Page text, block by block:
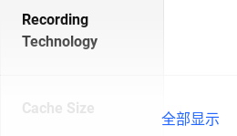
Recording
Technology
Cache Size
全部显示